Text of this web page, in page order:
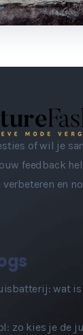
of wil je
feedback
en
wat is
zo kies je de